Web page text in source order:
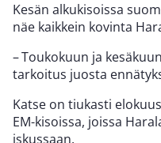
Kesän alkukisoissa
näe kaikkein kovinta
– Toukokuun ja
tarkoitus juosta
Katse on tiukasti
EM-kisoissa, joissa
iskussaan.